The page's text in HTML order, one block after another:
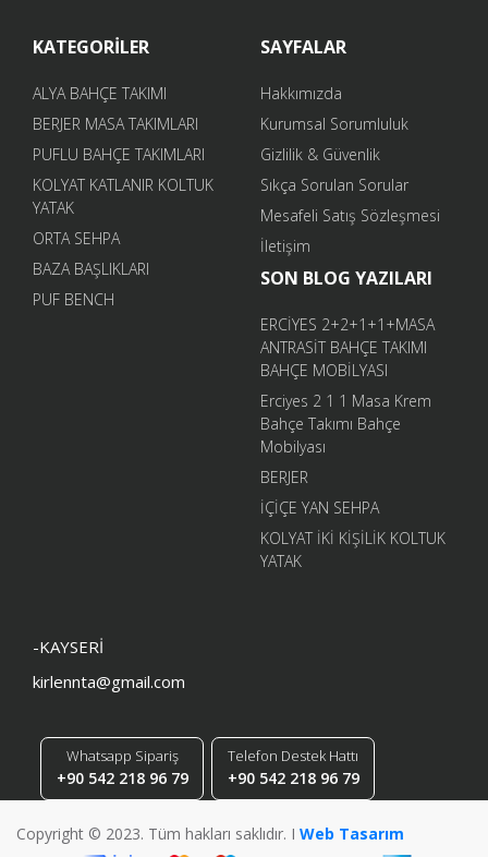
KATEGORİLER
ALYA BAHÇE TAKIMI
BERJER MASA TAKIMLARI
PUFLU BAHÇE TAKIMLARI
KOLYAT KATLANIR KOLTUK
YATAK
ORTA SEHPA
BAZA BAŞLIKLARI
PUF BENCH
SAYFALAR
Hakkımızda
Kurumsal Sorumluluk
Gizlilik & Güvenlik
Sıkça Sorulan Sorular
Mesafeli Satış Sözleşmesi
İletişim
SON BLOG YAZILARI
ERCİYES 2+2+1+1+MASA
ANTRASİT BAHÇE TAKIMI
BAHÇE MOBİLYASI
Erciyes 2 1 1 Masa Krem
Bahçe Takımı Bahçe
Mobilyası
BERJER
İÇİÇE YAN SEHPA
KOLYAT İKİ KİŞİLİK KOLTUK
YATAK
-KAYSERİ
kirlennta@gmail.com
Whatsapp Sipariş
+90 542 218 96 79
Telefon Destek Hattı
+90 542 218 96 79
Copyright © 2023. Tüm hakları saklıdır. I Web Tasarım